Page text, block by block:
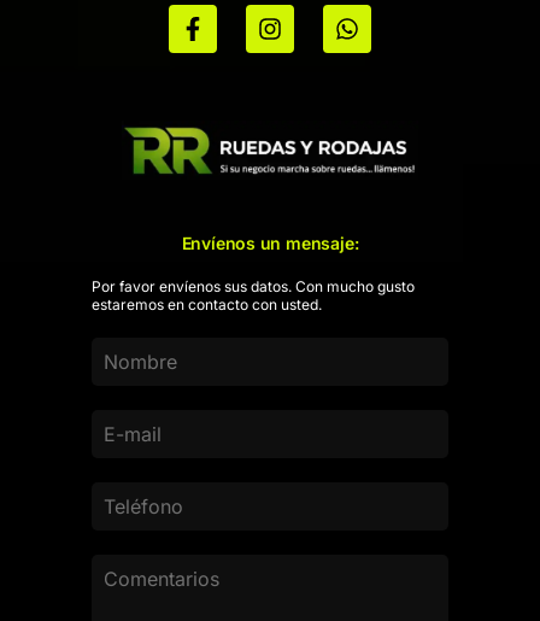
Envíenos un mensaje:
Por favor envíenos sus datos. Con mucho gusto
estaremos en contacto con usted.